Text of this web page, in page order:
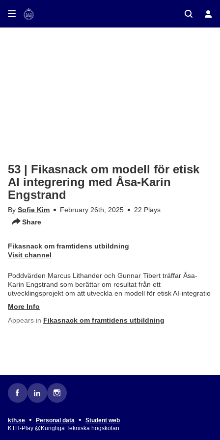
on TV
53 | Fikasnack om modell för etisk
AI integrering med Åsa-Karin
Engstrand
By Sofie Kim February 26th, 2025
22 Plays
Share
Fikasnack om framtidens utbildning
Visit channel
Poddvärden Marcus Lithander och Gunnar Tibert träffar Åsa-
Karin Engstrand som berättar om resultat från ett
utvecklingsprojekt om att utveckla en modell för etisk AI-integratio
More Info
Appears in Fikasnack om framtidens utbildning
kth.se • Personal data •
Student web
KTH-Play @Kungliga Tekniska högskolan